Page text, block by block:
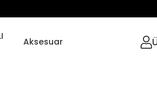
Aksesuar